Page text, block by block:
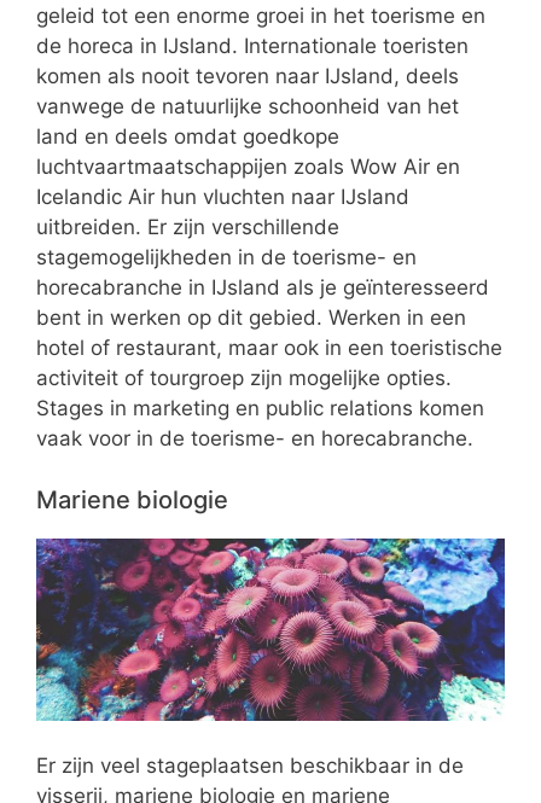
geleid tot een enorme groei in het toerisme en
de horeca in IJsland. Internationale toeristen
komen als nooit tevoren naar IJsland, deels
vanwege de natuurlijke schoonheid van het
land en deels omdat goedkope
luchtvaartmaatschappijen zoals Wow Air en
Icelandic Air hun vluchten naar IJsland
uitbreiden. Er zijn verschillende
stagemogelijkheden in de toerisme- en
horecabranche in IJsland als je geïnteresseerd
bent in werken op dit gebied. Werken in een
hotel of restaurant, maar ook in een toeristische
activiteit of tourgroep zijn mogelijke opties.
Stages in marketing en public relations komen
vaak voor in de toerisme- en horecabranche.
Mariene biologie
Er zijn veel stageplaatsen beschikbaar in de
visserij, mariene biologie en mariene